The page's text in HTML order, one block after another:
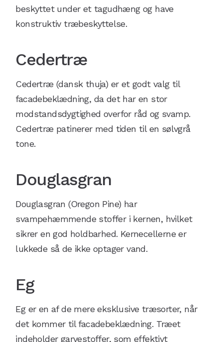
beskyttet under et tagudhæng og have
konstruktiv træbeskyttelse.
Cedertræ
Cedertræ (dansk thuja) er et godt valg til
facadebeklædning, da det har en stor
modstandsdygtighed overfor råd og svamp.
Cedertræ patinerer med tiden til en sølvgrå
tone.
Douglasgran
Douglasgran (Oregon Pine) har
svampehæmmende stoffer i kernen, hvilket
sikrer en god holdbarhed. Kernecellerne er
lukkede så de ikke optager vand.
Eg
Eg er en af de mere eksklusive træsorter, når
det kommer til facadebeklædning. Træet
indeholder garvestoffer, som effektivt